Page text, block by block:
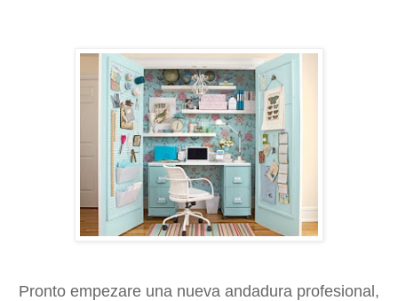
Pronto empezare una nueva andadura profesional,